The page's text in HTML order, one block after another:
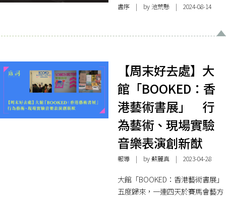
書序| by池荒懸| 2024-08-14
【周末好去處】大
館「BOOKED：香
港藝術書展」 行
為藝術、現場實驗
音樂表演創新猷
報導| by蘇麗真| 2023-04-28
大館「BOOKED：香港藝術書展」
五度歸來，一連四天於賽馬會藝方